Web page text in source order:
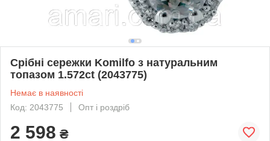
Срібні сережки Komilfo з натуральним
топазом 1.572ct (2043775)
Немає в наявності
Код: 2043775
Опт і роздріб
2 598 ₴